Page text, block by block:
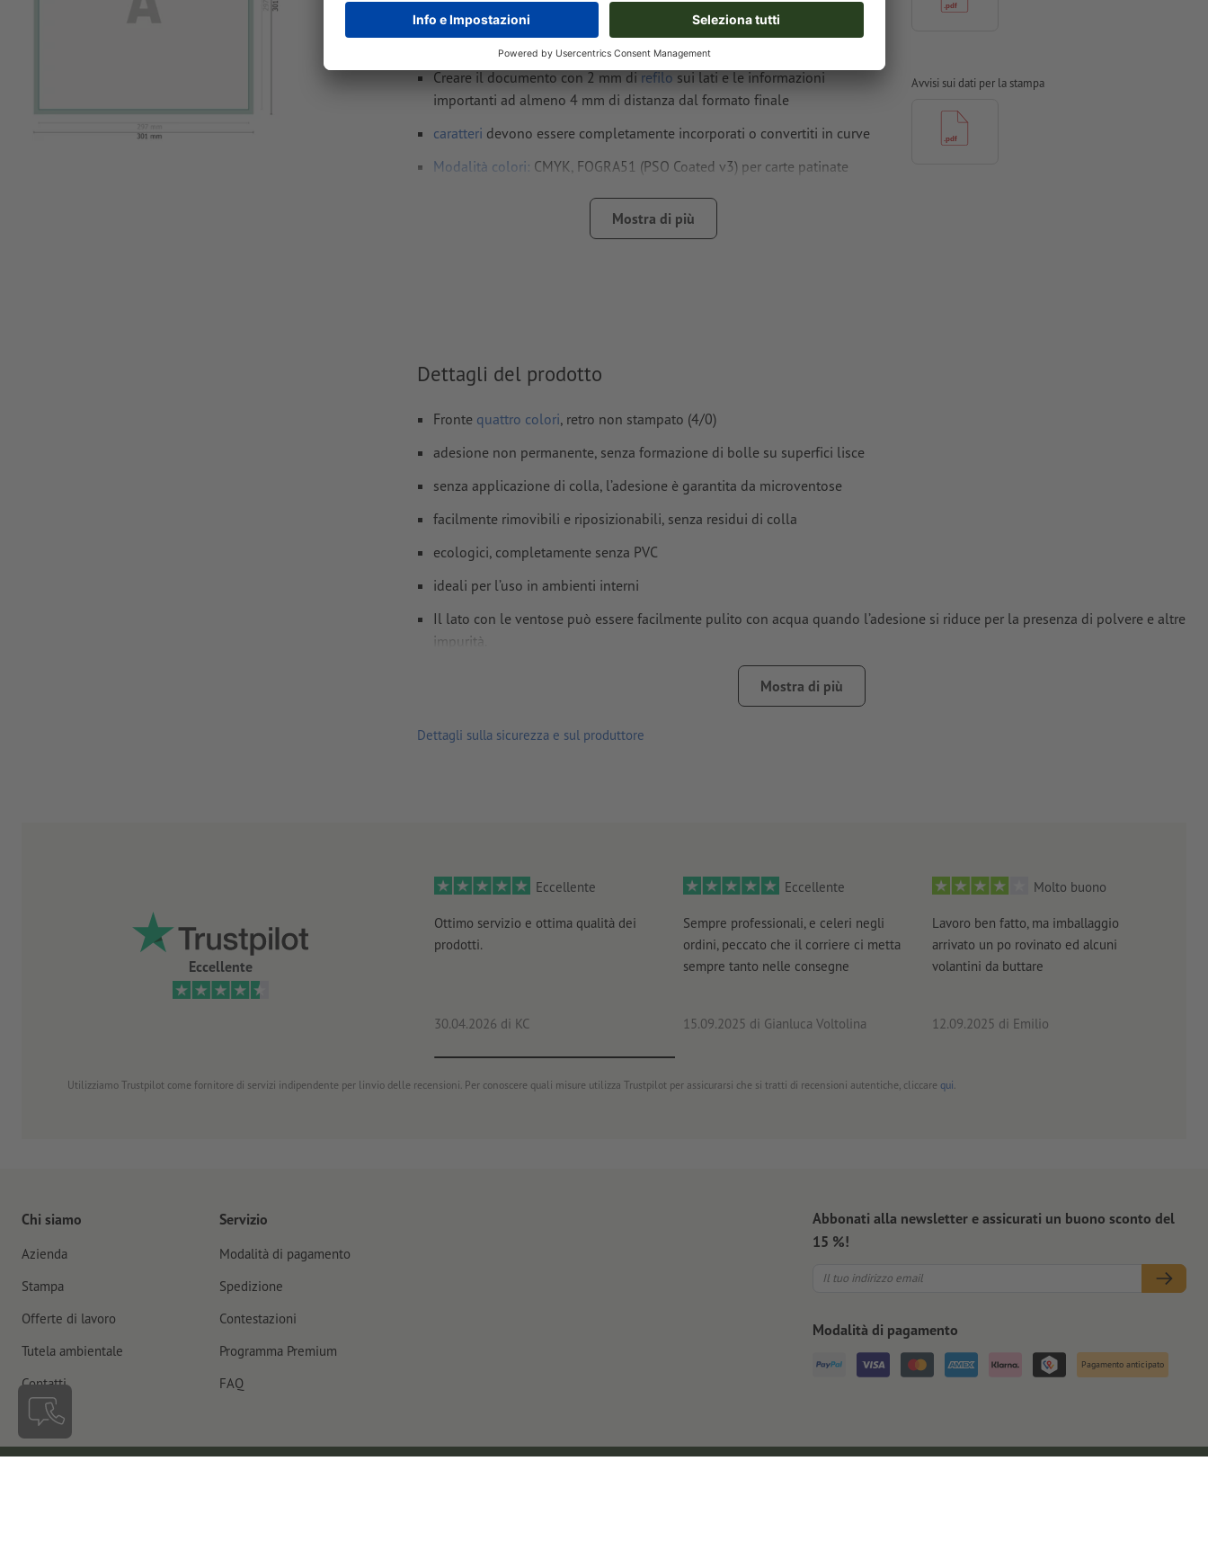
Formato
finale
: 29,7 x 29,7 cm
Risoluzione:300 dpi
Creare il documento con 2 mm di refilo sui lati e le informazioni
importanti ad almeno 4 mm di distanza dal formato finale
caratteri devono essere completamente incorporati o convertiti in curve
Modalità colori: CMYK, FOGRA51 (PSO Coated v3) per carte patinate
errori di ortografia e sintassi
impostazioni di sovrastampa
Come si creano correttamente i dati di stampa?
Mostra di più
Avvisi sui dati per la stampa
Dettagli del prodotto
Fronte quattro colori, retro non stampato (4/0)
adesione non permanente, senza formazione di bolle su superfici lisce
senza applicazione di colla, l’adesione è garantita da microventose
facilmente rimovibili e riposizionabili, senza residui di colla
ecologici, completamente senza PVC
ideali per l’uso in ambienti interni
Il lato con le ventose può essere facilmente pulito con acqua quando l’adesione si riduce per la presenza di polvere e altre
impurità.
la superficie di applicazione deve essere priva di polvere, grasso o altre impurità che potrebbero compromettere la
forza adesiva del materiale. La vernice deve essere completamente asciutta e/o indurita.
Mostra di più
Dettagli sulla sicurezza e sul produttore
Eccellente
Eccellente
Ottimo servizio e ottima qualità dei
prodotti.
30.04.2026 di KC
Eccellente
Sempre professionali, e celeri negli
ordini, peccato che il corriere ci metta
sempre tanto nelle consegne
15.09.2025 di Gianluca Voltolina
Molto buono
Lavoro ben fatto, ma imballaggio
arrivato un po rovinato ed alcuni
volantini da buttare
12.09.2025 di Emilio
Utilizziamo Trustpilot come fornitore di servizi indipendente per linvio delle recensioni. Per conoscere quali misure utilizza Trustpilot per assicurarsi che si tratti di recensioni autentiche, cliccare qui.
Chi siamo
Azienda
Stampa
Offerte di lavoro
Tutela ambientale
Contatti
Servizio
Modalità di pagamento
Spedizione
Contestazioni
Programma Premium
FAQ
Abbonati alla newsletter e assicurati un buono sconto del
15 %!
Modalità di pagamento
Pagamento anticipato